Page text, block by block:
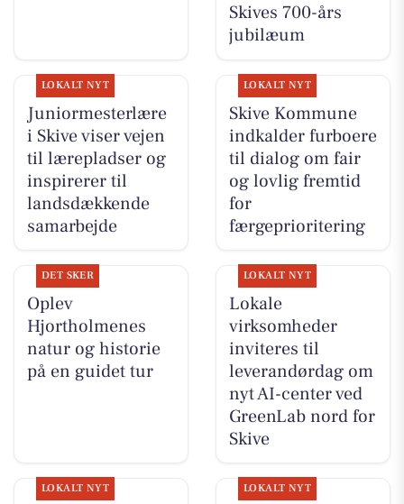
Skives 700-års
jubilæum
LOKALT NYT
Juniormesterlære
i Skive viser vejen
til lærepladser og
inspirerer til
landsdækkende
samarbejde
LOKALT NYT
Skive Kommune
indkalder furboere
til dialog om fair
og lovlig fremtid
for
færgeprioritering
DET SKER
Oplev
Hjortholmenes
natur og historie
på en guidet tur
LOKALT NYT
Lokale
virksomheder
inviteres til
leverandørdag om
nyt AI-center ved
GreenLab nord for
Skive
LOKALT NYT LOKALT NYT